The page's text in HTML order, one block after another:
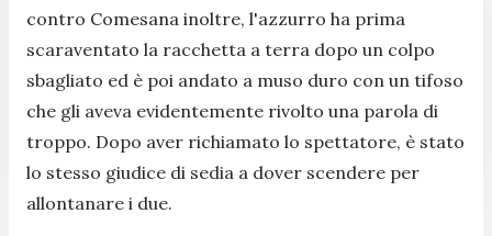
contro Comesana inoltre, l'azzurro ha prima
scaraventato la racchetta a terra dopo un colpo
sbagliato ed è poi andato a muso duro con un tifoso
che gli aveva evidentemente rivolto una parola di
troppo. Dopo aver richiamato lo spettatore, è stato
lo stesso giudice di sedia a dover scendere per
allontanare i due.